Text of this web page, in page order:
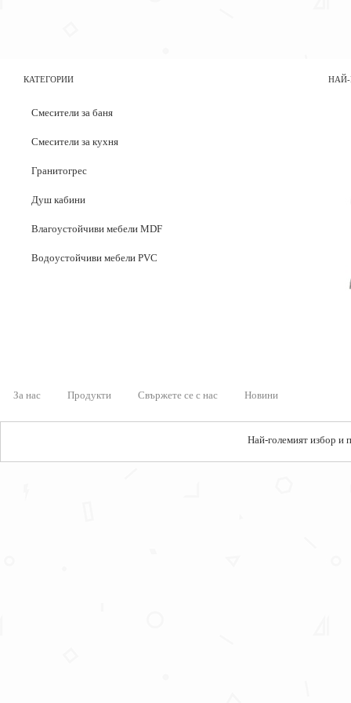
КАТЕГОРИИ
Смесители за баня
Смесители за кухня
Гранитогрес
Душ кабини
Влагоустойчиви мебели MDF
Водоустойчиви мебели PVC
За нас Продукти Свържете се с нас Новини
Най-големият избор и